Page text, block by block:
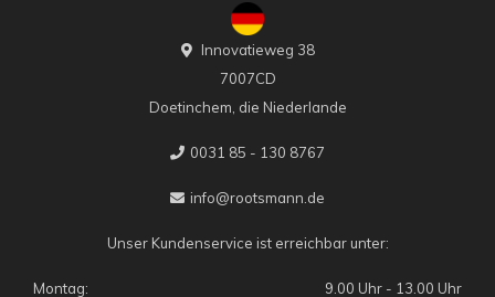
Innovatieweg 38
7007CD
Doetinchem, die Niederlande
0031 85 - 130 8767
info@rootsmann.de
Unser Kundenservice ist erreichbar unter:
Montag:
9.00 Uhr - 13.00 Uhr